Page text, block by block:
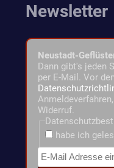
Newsletter
Neustadt-
Dann gibt's jeden
per E-Mail. Vor
Widerruf.
habe ich